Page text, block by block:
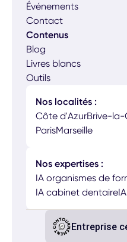
Événements
Contact
Contenus
Blog
Livres blancs
Outils
Nos localités :
Côte d'AzurBrive-la-
ParisMarseille
Nos expertises :
IA organismes de
IA cabinet dentaire
Entreprise